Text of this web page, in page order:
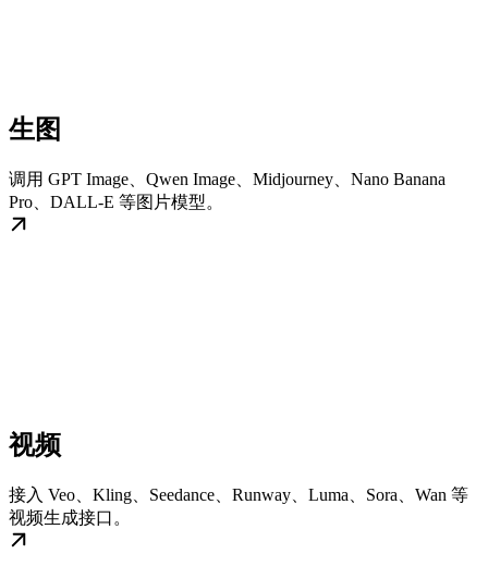
生图
调用 GPT Image、Qwen Image、Midjourney、Nano Banana
Pro、DALL-E 等图片模型。
视频
接入 Veo、Kling、Seedance、Runway、Luma、Sora、Wan 等
视频生成接口。